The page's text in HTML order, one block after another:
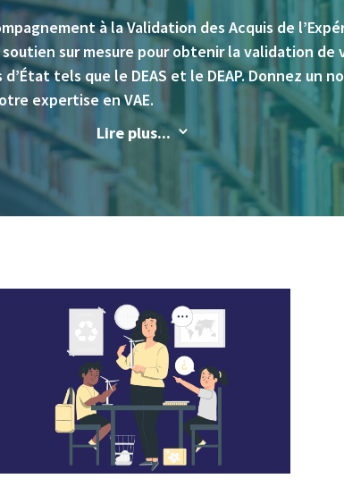
à la Validation des Acquis de
sur mesure pour obtenir la validation de
tels que le DEAS et le DEAP. Donnez un
expertise en VAE.
Lire plus... 3